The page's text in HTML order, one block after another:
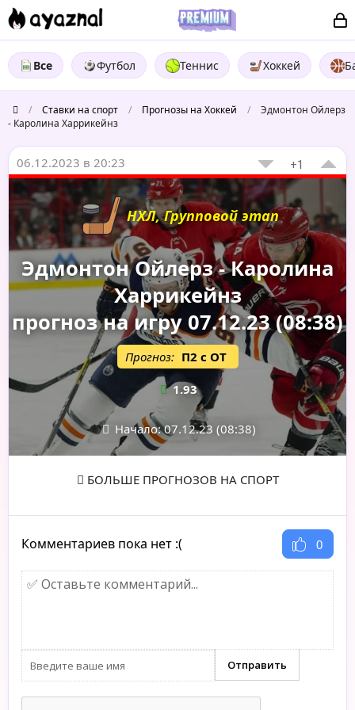
Все Футбол Теннис Хоккей
/ Ставки на спорт / Прогнозы на Хоккей /
Эдмонтон Ойлерз
- Каролина Харрикейнз
06.12.2023 в 20:23 +1
НХЛ, Групповой этап
Эдмонтон Ойлерз - Каролина
Харрикейнз
прогноз на игру 07.12.23 (08:38)
Прогноз: П2 с ОТ
1.93
Начало: 07.12.23 (08:38)
БОЛЬШЕ ПРОГНОЗОВ НА СПОРТ
Комментариев пока нет :( 0